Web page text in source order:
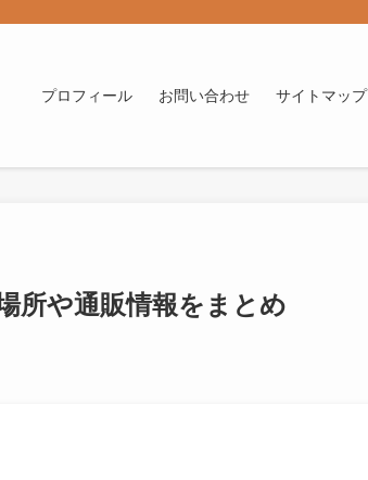
プロフィール お問い合わせ サイトマップ
所や通販情報をまとめ